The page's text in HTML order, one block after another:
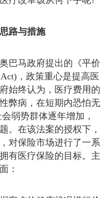
路与措施
马政府提出的《平价
，政策重心是提高医
始终认为，医疗费用的
弊病，在短期内恐怕无
弱势群体逐年增加，
。在该法案的授权下，
对保险市场进行了一系
有医疗保险的目标。主
：